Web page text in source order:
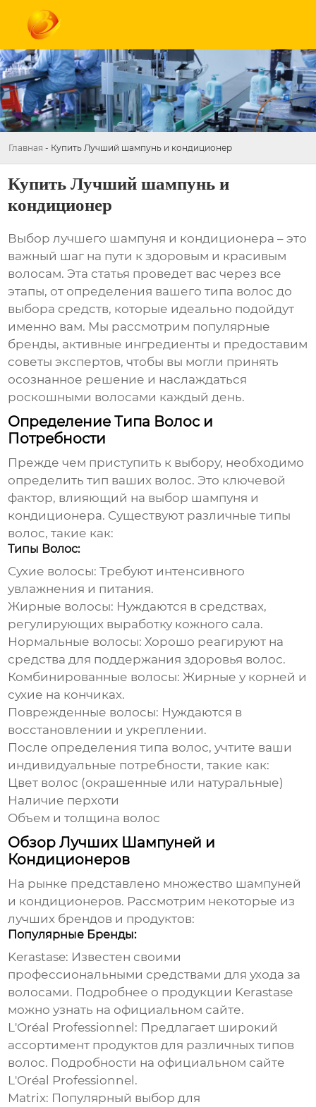
Главная - Купить Лучший шампунь и кондиционер
Купить Лучший шампунь и
кондиционер
Выборлучшего шампуня и кондиционера – это
важный шаг на пути к здоровым и красивым
волосам. Эта статья проведет вас через все
этапы, от определения вашего типа волос до
выбора средств, которые идеально подойдут
именно вам. Мы рассмотрим популярные
бренды, активные ингредиенты и предоставим
советы экспертов, чтобы вы могли принять
осознанное решение и наслаждаться
роскошными волосами каждый день.
Определение Типа Волос и
Потребности
Прежде чем приступить к выбору, необходимо
определить тип ваших волос. Это ключевой
фактор, влияющий на выбор шампуня и
кондиционера. Существуют различные типы
волос, такие как:
Типы Волос:
Сухие волосы: Требуют интенсивного
увлажнения и питания.
Жирные волосы: Нуждаются в средствах,
регулирующих выработку кожного сала.
Нормальные волосы: Хорошо реагируют на
средства для поддержания здоровья волос.
Комбинированные волосы: Жирные у корней и
сухие на кончиках.
Поврежденные волосы: Нуждаются в
восстановлении и укреплении.
После определения типа волос, учтите ваши
индивидуальные потребности, такие как:
Цвет волос (окрашенные или натуральные)
Наличие перхоти
Объем и толщина волос
Обзор Лучших Шампуней и
Кондиционеров
На рынке представлено множество шампуней
и кондиционеров. Рассмотрим некоторые из
лучших брендов и продуктов:
Популярные Бренды:
Kerastase: Известен своими
профессиональными средствами для ухода за
волосами. Подробнее о продукции Kerastase
можно узнать на официальном сайте.
L'Oréal Professionnel: Предлагает широкий
ассортимент продуктов для различных типов
волос. Подробности на официальном сайте
L'Oréal Professionnel .
Matrix: Популярный выбор для